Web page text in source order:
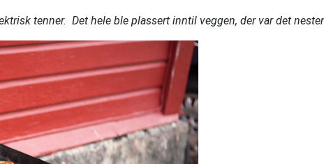
tenner. Det hele ble plassert inntil veggen, der var det